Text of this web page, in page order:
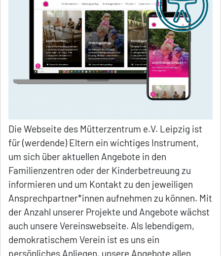
Die Webseite des Mütterzentrum e.V. Leipzig ist
für (werdende) Eltern ein wichtiges Instrument,
um sich über aktuellen Angebote in den
Familienzentren oder der Kinderbetreuung zu
informieren und um Kontakt zu den jeweiligen
Ansprechpartner*innen aufnehmen zu können. Mit
der Anzahl unserer Projekte und Angebote wächst
auch unsere Vereinswebseite. Als lebendigem,
demokratischem Verein ist es uns ein
persönliches Anliegen, unsere Angebote allen